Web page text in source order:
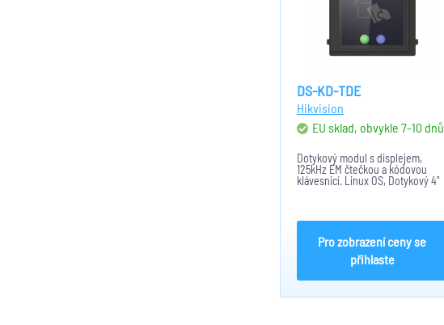
DS-KD-TDE
Hikvision
EU sklad, obvykle 7-10 dnů
Dotykový modul s displejem,
125kHz EM čtečkou a kódovou
klávesnicí. Linux OS, Dotykový 4"
IPS displej s rozlišením 480x480 ,
Pro zobrazení ceny se
přihlaste